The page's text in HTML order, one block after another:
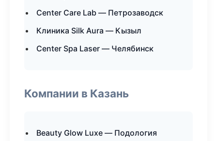
Center Care Lab — Петрозаводск
Клиника Silk Aura — Кызыл
Center Spa Laser — Челябинск
Компании в Казань
Beauty Glow Luxe — Подология